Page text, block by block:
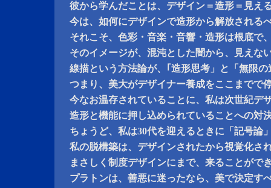
彼から学んだことは、デザイン＝造形＝見え
今は、如何にデザインで造形から解放される
それこそ、色彩・音楽・音響・造形は根底で
そのイメージが、混沌とした闇から、見えな
線描という方法論が、｢造形思考」と「無限
つまり、美大がデザイナー養成をここまでで
今なお温存されていることに、私は次世紀デ
造形と機能に押し込められていることへの対
ちょうど、私は30代を迎えるときに「記号論
私の脱構築は、デザインされたから視覚化さ
まさしく制度デザインにまで、来ることがで
プラトンは、善悪に迷ったなら、美で決定す